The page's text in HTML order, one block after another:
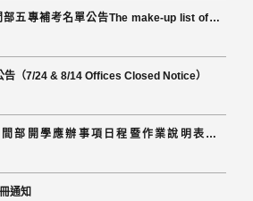
五專補考名單公告The make-up list of 5-
Semester II, 2025Academic Year
告（7/24 & 8/14 Offices Closed Notice）
部開學應辦事項日程暨作業說明表1st
Year- To-do list Schedule for Day
通知